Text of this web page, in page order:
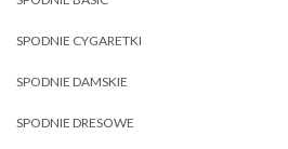
SPODNIE CYGARETKI
SPODNIE DAMSKIE
SPODNIE DRESOWE